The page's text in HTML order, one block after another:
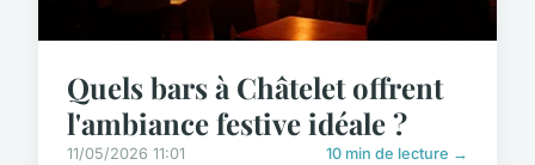
Quels bars à Châtelet offrent
l'ambiance festive idéale ?
11/05/2026 11:01 10 min de lecture →